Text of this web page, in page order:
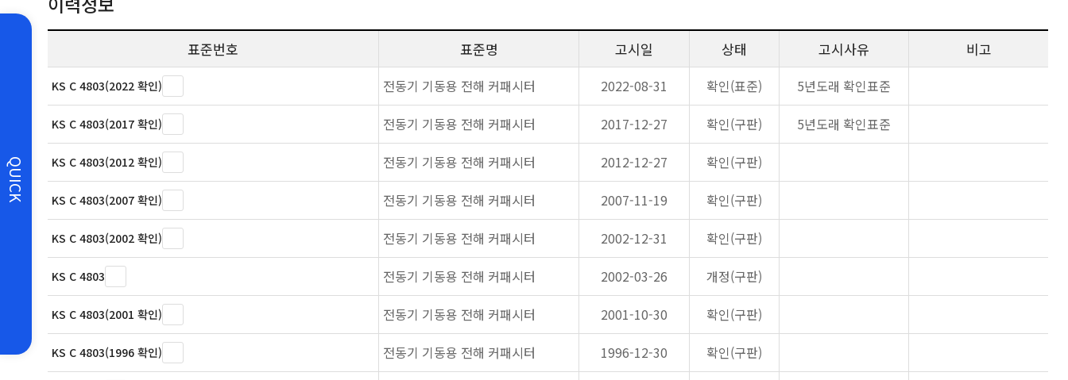
QUICK
표준번호 표준명 고시일 상태 고시사유 비고
KS C 4803(2022 확인) 전동기 기동용 전해 커패시터 2022-08-31 확인(표준) 5년도래 확인표준
KS C 4803(2017 확인) 전동기 기동용 전해 커패시터 2017-12-27 확인(구판) 5년도래 확인표준
KS C 4803(2012 확인) 전동기 기동용 전해 커패시터 2012-12-27 확인(구판)
KS C 4803(2007 확인) 전동기 기동용 전해 커패시터 2007-11-19 확인(구판)
KS C 4803(2002 확인) 전동기 기동용 전해 커패시터 2002-12-31 확인(구판)
KS C 4803 전동기 기동용 전해 커패시터 2002-03-26 개정(구판)
KS C 4803(2001 확인) 전동기 기동용 전해 커패시터 2001-10-30 확인(구판)
KS C 4803(1996 확인) 전동기 기동용 전해 커패시터 1996-12-30 확인(구판)